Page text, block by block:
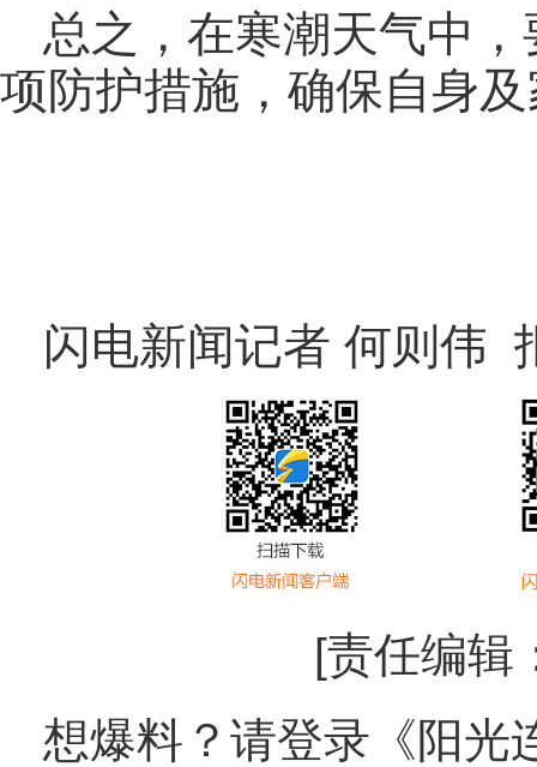
总之，在寒潮天气中
项防护措施，确保自身
闪电新闻记者 何则伟
[责任编辑
想爆料？请登录《阳光